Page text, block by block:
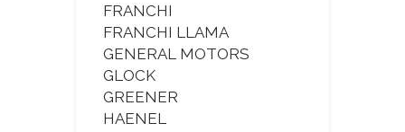
FRANCHI
FRANCHI LLAMA
GENERAL MOTORS
GLOCK
GREENER
HAENEL